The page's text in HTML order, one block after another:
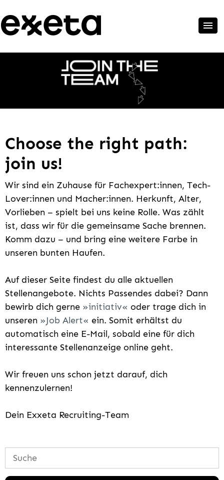
Choose the right path:
join us!
Wir sind ein Zuhause für Fachexpert:innen, Tech-
Lover:innen und Macher:innen. Herkunft, Alter,
Vorlieben – spielt bei uns keine Rolle. Was zählt
ist, dass wir für die gemeinsame Sache brennen.
Komm dazu – und bring eine weitere Farbe in
unseren bunten Haufen.
Auf dieser Seite findest du alle aktuellen
Stellenangebote. Nichts Passendes dabei? Dann
bewirb dich gerne
initiativ
oder trage dich in
unseren
Job Alert
ein. Somit erhältst du
automatisch eine E-Mail, sobald eine für dich
interessante Stellenanzeige online geht.
Wir freuen uns schon jetzt darauf, dich
kennenzulernen!
Dein Exxeta Recruiting-Team